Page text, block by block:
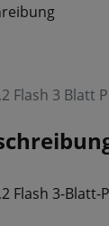
Flash 3 Blatt
Flash 3-Blatt-